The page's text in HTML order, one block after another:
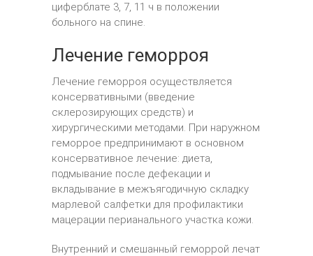
циферблате 3, 7, 11 ч в положении
больного на спине.
Лечение геморроя
Лечение геморроя осуществляется
консервативными (введение
склерозирующих средств) и
хирургическими методами. При наружном
геморрое предпринимают в основном
консервативное лечение: диета,
подмывание после дефекации и
вкладывание в межъягодичную складку
марлевой салфетки для профилактики
мацерации перианального участка кожи.
Внутренний и смешанный геморрой лечат